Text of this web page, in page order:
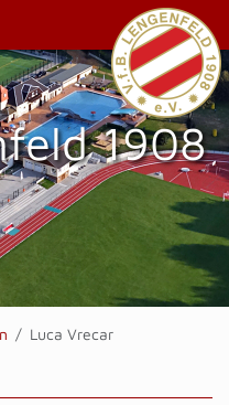
1908
Luca Vrecar